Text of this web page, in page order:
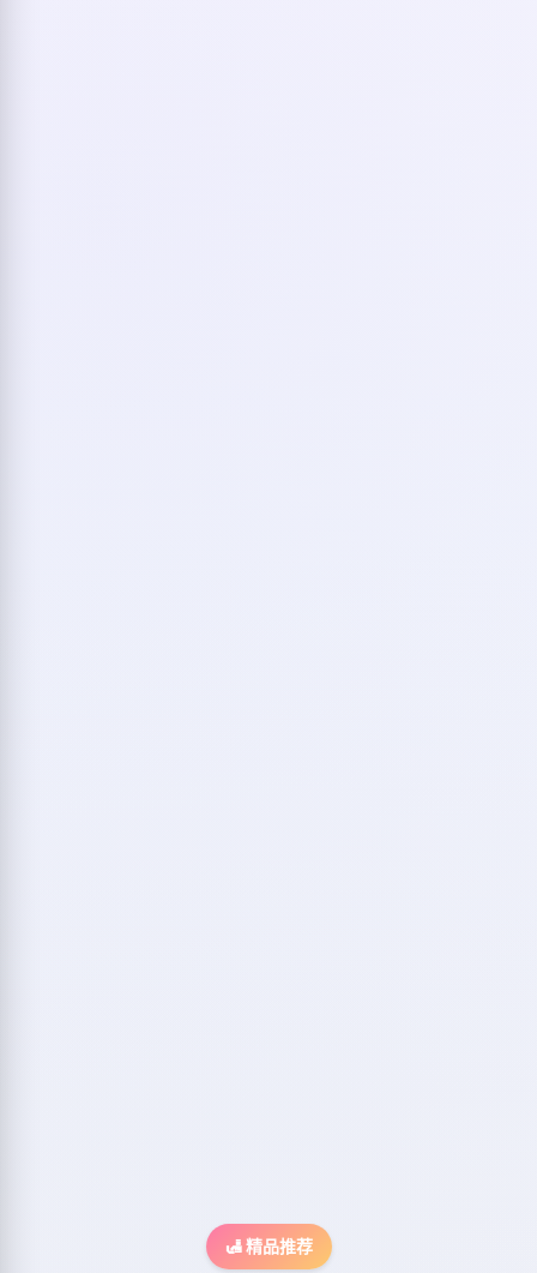
🛃 精品推荐